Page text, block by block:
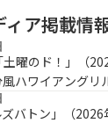
ア掲載情
土曜のド！」（
ハワイアングリ
げられます。
バトン」（2026